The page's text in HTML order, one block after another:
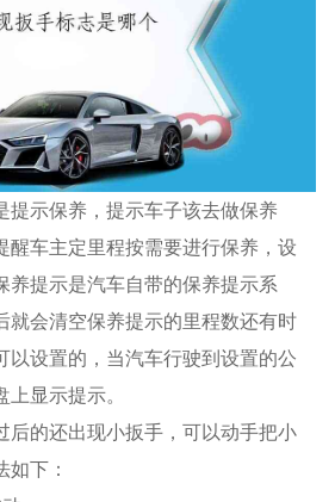
提示保养，提示车子该去做保养
醒车主定里程按需要进行保养，设
养提示是汽车自带的保养提示系
就会清空保养提示的里程数还有时
以设置的，当汽车行驶到设置的公
显示提示。
后的还出现小扳手，可以动手把小
下：